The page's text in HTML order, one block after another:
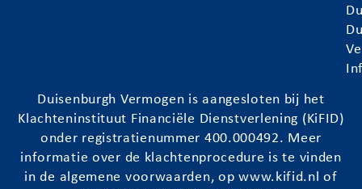
Duisenburgh Vermogen is aangesloten bij het
Klachteninstituut Financiële Dienstverlening (KiFID)
onder registratienummer 400.000492. Meer
informatie over de klachtenprocedure is te vinden
in de algemene voorwaarden, opwww.kifid.nl of